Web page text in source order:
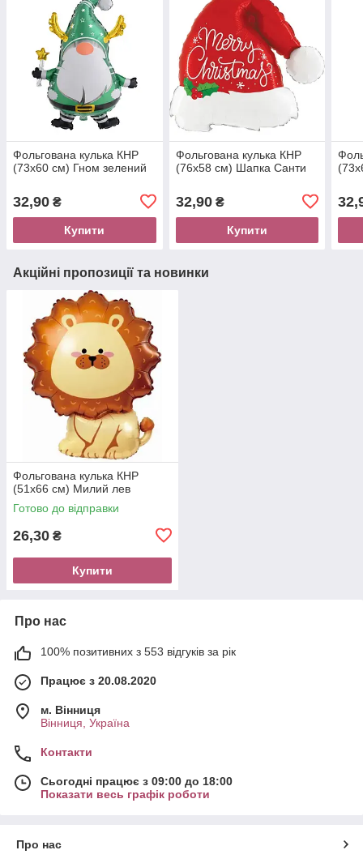
Фольгована кулька КНР
(73х60 см) Гном зелений
32,90 ₴
Купити
Фольгована кулька КНР
(76х58 см) Шапка Санти
32,90₴
Купити
Акційні пропозиції та новинки
Фольгована кулька КНР
(51х66 см) Милий лев
Готово до відправки
26,30 ₴
Купити
Про нас
100% позитивних з 553 відгуків за рік
Працює з 20.08.2020
м. Вінниця
Вінниця, Україна
Контакти
Сьогодні працює з 09:00 до 18:00
Показати весь графік роботи
Про нас